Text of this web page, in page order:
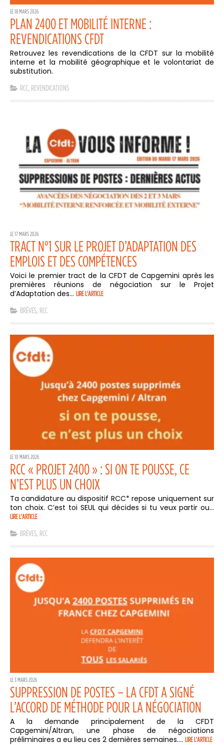
LE 18 MARS 2026
PLAN 2400 ET MOBILITÉ INTERNE :
REVENDICATIONS CFDT
Retrouvez les revendications de la CFDT sur la mobilité
interne et la mobilité géographique et le volontariat de
substitution.
RCC REVENDICATIONS
LE 17 MARS 2026
TRACT N°1 SUR LE PROJET D’ADAPTATION DES
EMPLOIS ET DES COMPÉTENCES
Voici le premier tract de la CFDT de Capgemini après les
premières réunions de négociation sur le Projet
d’Adaptation des... LIRE L'ARTICLE
BRÈVES, RCC
LE 10 MARS 2026
RCC « PROJET 2400 » : SI ON TE POUSSE, CE
N’EST PLUS UN CHOIX
Ta candidature au dispositif RCC* repose uniquement sur
ton choix. C’est toi SEUL qui décides si tu veux partir ou...
LIRE L'ARTICLE
BRÈVES RCC
LE 3 MARS 2026
SUPPRESSION DE POSTES – LA CFDT A SIGNÉ
L’ACCORD DE MÉTHODE POUR LA NÉGOCIATION
A la demande principalement de la CFDT
Capgemini/Altran, une phase de négociations
préliminaires a eu lieu ces 2 dernières semaines.... LIRE L'ARTICLE